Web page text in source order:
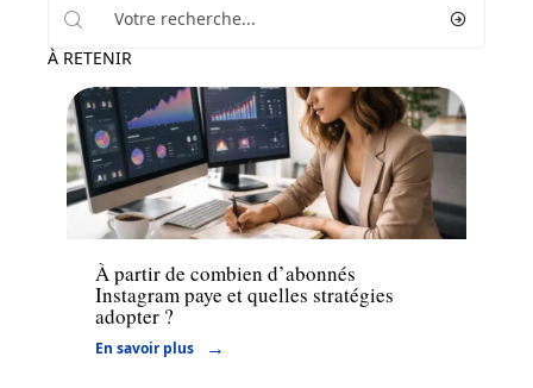
À RETENIR
Actu
À partir de combien d’abonnés
Instagram paye et quelles stratégies
adopter ?
En savoir plus